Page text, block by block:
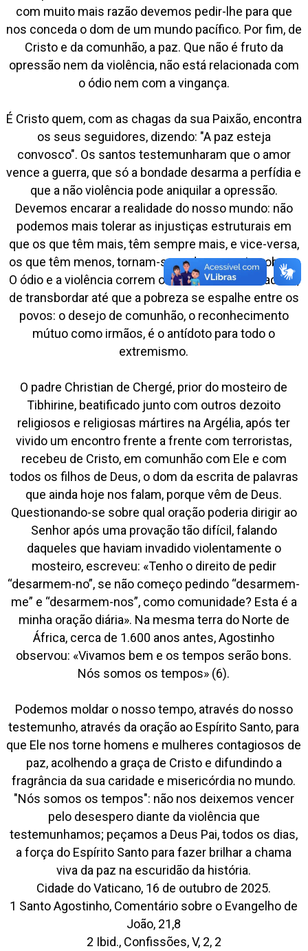
com muito mais razão devemos pedir-lhe para que
nos conceda o dom de um mundo pacífico. Por fim, de
Cristo e da comunhão, a paz. Que não é fruto da
opressão nem da violência, não está relacionada com
o ódio nem com a vingança.
É Cristo quem, com as chagas da sua Paixão, encontra
os seus seguidores, dizendo: "A paz esteja
convosco". Os santos testemunharam que o amor
vence a guerra, que só a bondade desarma a perfídia e
que a não violência pode aniquilar a opressão.
Devemos encarar a realidade do nosso mundo: não
podemos mais tolerar as injustiças estruturais em
que os que têm mais, têm sempre mais, e vice-versa,
os que têm menos, tornam-se cada vez mais pobres.
O ódio e a violência correm o risco, como uma ladeira,
de transbordar até que a pobreza se espalhe entre os
povos: o desejo de comunhão, o reconhecimento
mútuo como irmãos, é o antídoto para todo o
extremismo.
O padre Christian de Chergé, prior do mosteiro de
Tibhirine, beatificado junto com outros dezoito
religiosos e religiosas mártires na Argélia, após ter
vivido um encontro frente a frente com terroristas,
recebeu de Cristo, em comunhão com Ele e com
todos os filhos de Deus, o dom da escrita de palavras
que ainda hoje nos falam, porque vêm de Deus.
Questionando-se sobre qual oração poderia dirigir ao
Senhor após uma provação tão difícil, falando
daqueles que haviam invadido violentamente o
mosteiro, escreveu: «Tenho o direito de pedir
“desarmem-no”, se não começo pedindo “desarmem-
me” e “desarmem-nos”, como comunidade? Esta é a
minha oração diária». Na mesma terra do Norte de
África, cerca de 1.600 anos antes, Agostinho
observou: «Vivamos bem e os tempos serão bons.
Nós somos os tempos» (6).
Podemos moldar o nosso tempo, através do nosso
testemunho, através da oração ao Espírito Santo, para
que Ele nos torne homens e mulheres contagiosos de
paz, acolhendo a graça de Cristo e difundindo a
fragrância da sua caridade e misericórdia no mundo.
"Nós somos os tempos": não nos deixemos vencer
pelo desespero diante da violência que
testemunhamos; peçamos a Deus Pai, todos os dias,
a força do Espírito Santo para fazer brilhar a chama
viva da paz na escuridão da história.
Cidade do Vaticano, 16 de outubro de 2025.
1 Santo Agostinho, Comentário sobre o Evangelho de
João, 21,8
2 Ibid., Confissões, V, 2, 2